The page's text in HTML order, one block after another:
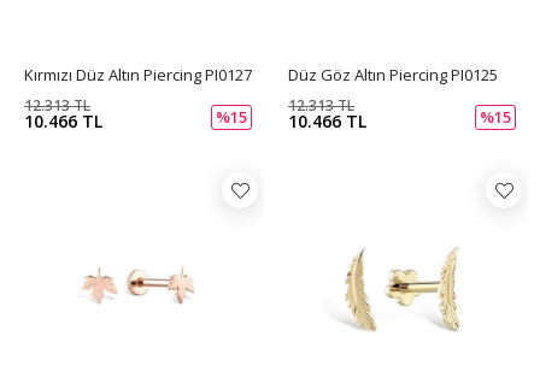
Kırmızı Düz Altın Piercing PI0127
10.466 TL
12.313 TL
%15
Düz Göz Altın Piercing PI0125
10.466 TL
12.313 TL
%15